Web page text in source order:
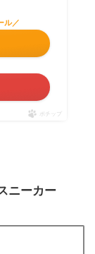
ル／
ポチップ
ニーカー